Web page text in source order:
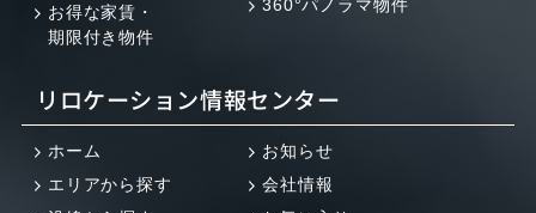
お得な家賃・
期限付き物件
360°パノラマ物件
リロケーション情報センター
ホーム
エリアから探す
お知らせ
会社情報